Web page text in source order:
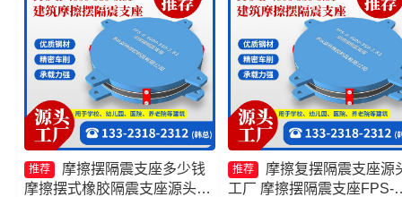
推荐
摩擦摆隔震支座多少钱
摩擦摆式橡胶隔震支座源头工
推荐
摩擦复摆隔震支座源
工厂 摩擦摆隔震支座FPS-